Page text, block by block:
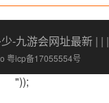
-九游会网址最新| | |
粤icp备17055554号
"));